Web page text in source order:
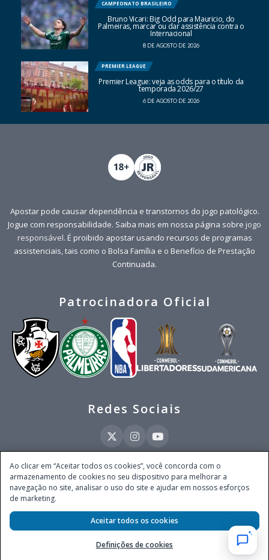
CAMPEONATO BRASILEIRO
Bruno Vicari: Big Odd para Mauricio, do
Palmeiras, marcar ou dar assistência contra o
Internacional
8 DE AGOSTO DE 2026
PREMIER LEAGUE
Premier League: veja as odds para o título da
temporada 2026/27
6 DE AGOSTO DE 2026
Apostar pode causar dependência e transtornos do jogo patológico.
Jogue com responsabilidade. Saiba mais em nossa página sobre jogo
responsável. É proibido apostar usando recursos de programas
assistenciais, tais como o Bolsa Família e o Benefício de Prestação
Continuada.
Patrocinadora Oficial
Redes Sociais
Este site é operado pela Ventmear Brasil LTDA (CNPJ 52.868.380/0001-84), com
endereço na Avenida Brigadeiro Faria Lima, nº 4.055, 3º andar, Itaim Bibi, no
Município de São Paulo, Estado de São Paulo, CEP 04538-133, Brasil - empresa
autorizada a operar apostas de quota fixa em todo território nacional pela
Secretaria de Prêmios e Apostas do Ministério da Fazenda, conforme Portaria nº
247, de 07.02.2025, publicada no DOU em 11.2.2025.
Ao clicar em “Aceitar todos os cookies”, você concorda com o
armazenamento de cookies no seu dispositivo para melhorar a
navegação no site, analisar o uso do site e ajudar em nossos esforços
de marketing.
Definições de cookies
Aceitar todos os cookies